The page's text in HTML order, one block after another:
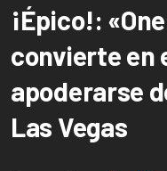
¡Épico!:
convierte en
apoderarse
Las Vegas